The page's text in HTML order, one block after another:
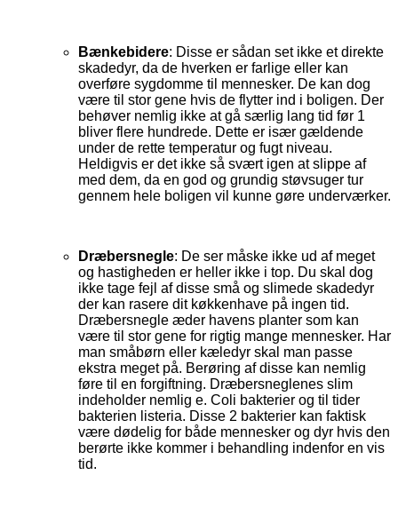
Bænkebidere: Disse er sådan set ikke et direkte
skadedyr, da de hverken er farlige eller kan
overføre sygdomme til mennesker. De kan dog
være til stor gene hvis de flytter ind i boligen. Der
behøver nemlig ikke at gå særlig lang tid før 1
bliver flere hundrede. Dette er især gældende
under de rette temperatur og fugt niveau.
Heldigvis er det ikke så svært igen at slippe af
med dem, da en god og grundig støvsuger tur
gennem hele boligen vil kunne gøre underværker.
Dræbersnegle: De ser måske ikke ud af meget
og hastigheden er heller ikke i top. Du skal dog
ikke tage fejl af disse små og slimede skadedyr
der kan rasere dit køkkenhave på ingen tid.
Dræbersnegle æder havens planter som kan
være til stor gene for rigtig mange mennesker. Har
man småbørn eller kæledyr skal man passe
ekstra meget på. Berøring af disse kan nemlig
føre til en forgiftning. Dræbersneglenes slim
indeholder nemlig e. Coli bakterier og til tider
bakterien listeria. Disse 2 bakterier kan faktisk
være dødelig for både mennesker og dyr hvis den
berørte ikke kommer i behandling indenfor en vis
tid.